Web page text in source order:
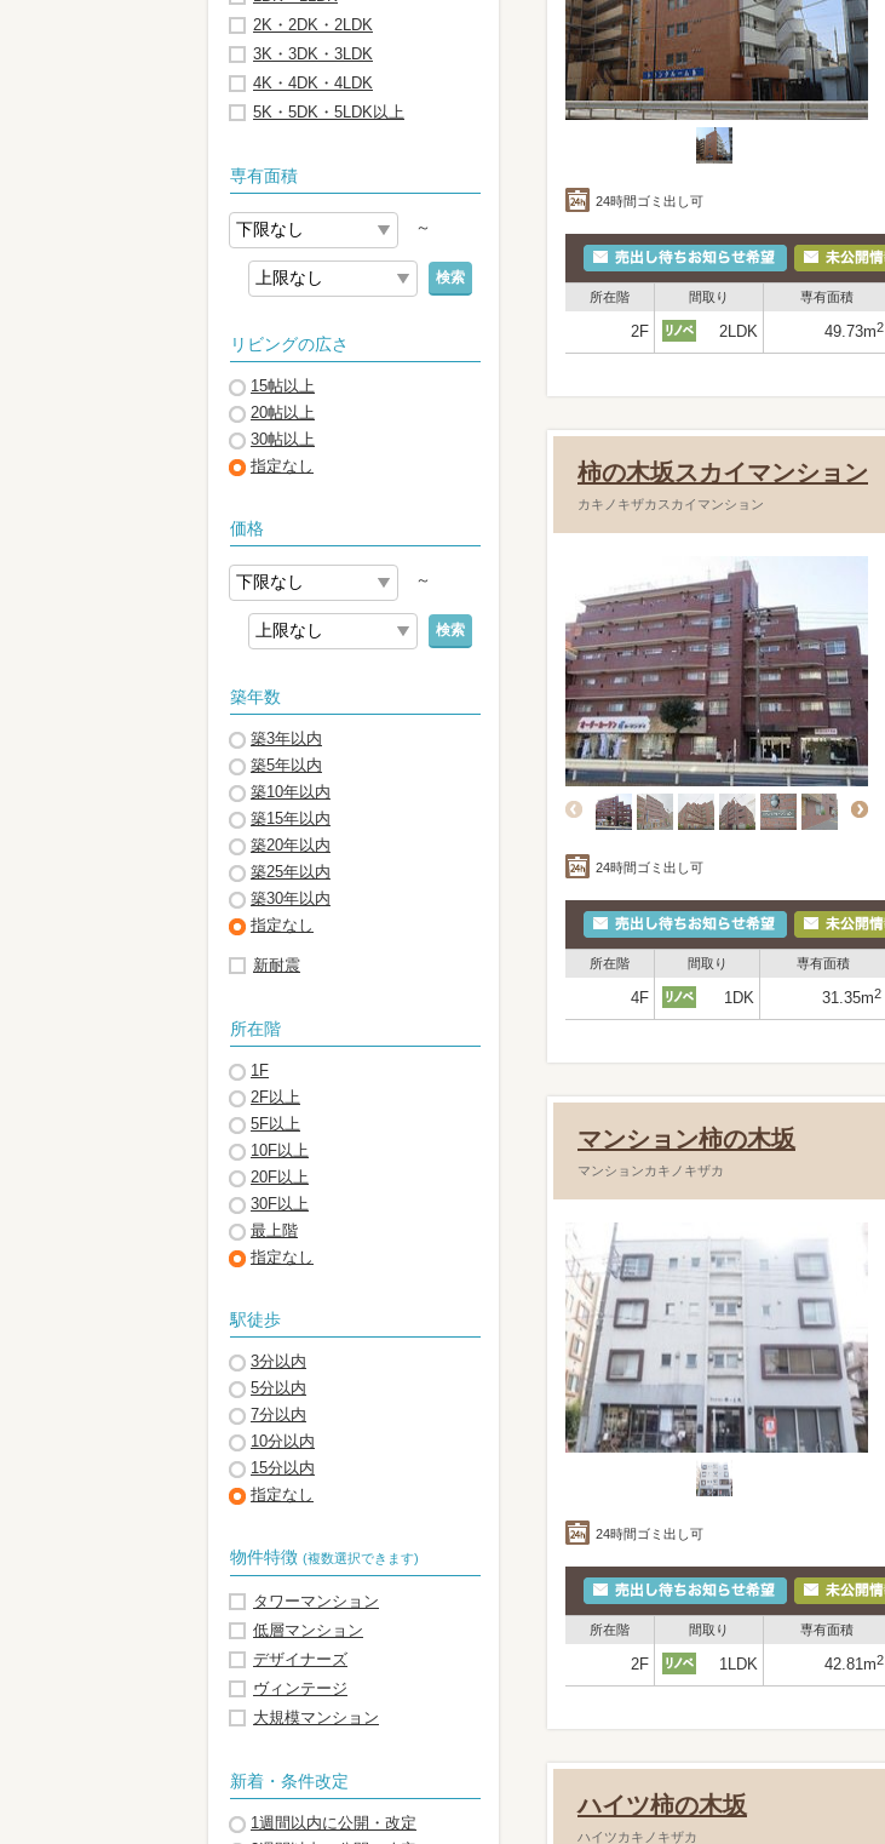
2K・2DK・2LDK
3K・3DK・3LDK
4K・4DK・4LDK
5K・5DK・5LDK以上
専有面積
～
検索
リビングの広さ
15帖以上
20帖以上
30帖以上
指定なし
価格
～
検索
築年数
築3年以内
築5年以内
築10年以内
築15年以内
築20年以内
築25年以内
築30年以内
指定なし
新耐震
所在階
1F
2F以上
5F以上
10F以上
20F以上
30F以上
最上階
指定なし
駅徒歩
3分以内
5分以内
7分以内
10分以内
15分以内
指定なし
物件特徴 (複数選択できます)
タワーマンション
低層マンション
デザイナーズ
ヴィンテージ
大規模マンション
新着・条件改定
1週間以内に公開・改定
24時間ゴミ出し可
所在階 間取り 専有面積
2F 2LDK 49.73m2
柿の木坂スカイマンション
カキノキザカスカイマンション
24時間ゴミ出し可
所在階 間取り 専有面積
4F 1DK 31.35m2
マンション柿の木坂
マンションカキノキザカ
24時間ゴミ出し可
所在階 間取り 専有面積
2F 1LDK 42.81m2
ハイツ柿の木坂
ハイツカキノキザカ